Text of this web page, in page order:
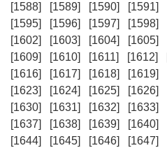
[1588]
[1589] [1590] [1591]
[1595]
[1596] [1597] [1598]
[1602]
[1603] [1604] [1605]
[1609]
[1610] [1611] [1612]
[1616]
[1617] [1618] [1619]
[1623]
[1624] [1625] [1626]
[1630]
[1631] [1632] [1633]
[1637]
[1638] [1639] [1640]
[1644]
[1645] [1646] [1647]